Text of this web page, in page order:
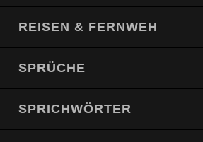
REISEN & FERNWEH
SPRÜCHE
SPRICHWÖRTER